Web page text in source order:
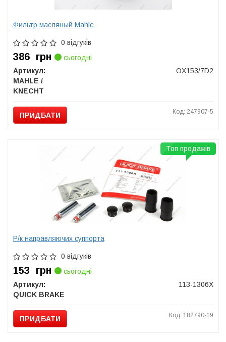
Фильтр масляный Mahle
0 відгуків
386 грн
сьогодні
Артикул:
OX153/7D2
MAHLE /
KNECHT
ПРИДБАТИ Код: 247907-5
Р/к направляючих суппорта
0 відгуків
153 грн
сьогодні
Артикул:
113-1306X
QUICK BRAKE
ПРИДБАТИ Код: 182790-19
Топ продажів